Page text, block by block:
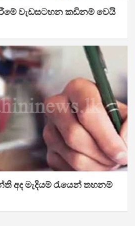
වැඩසටහන කඩිනම් වෙයි
අද මැදියම් රැයෙන් තහනම්